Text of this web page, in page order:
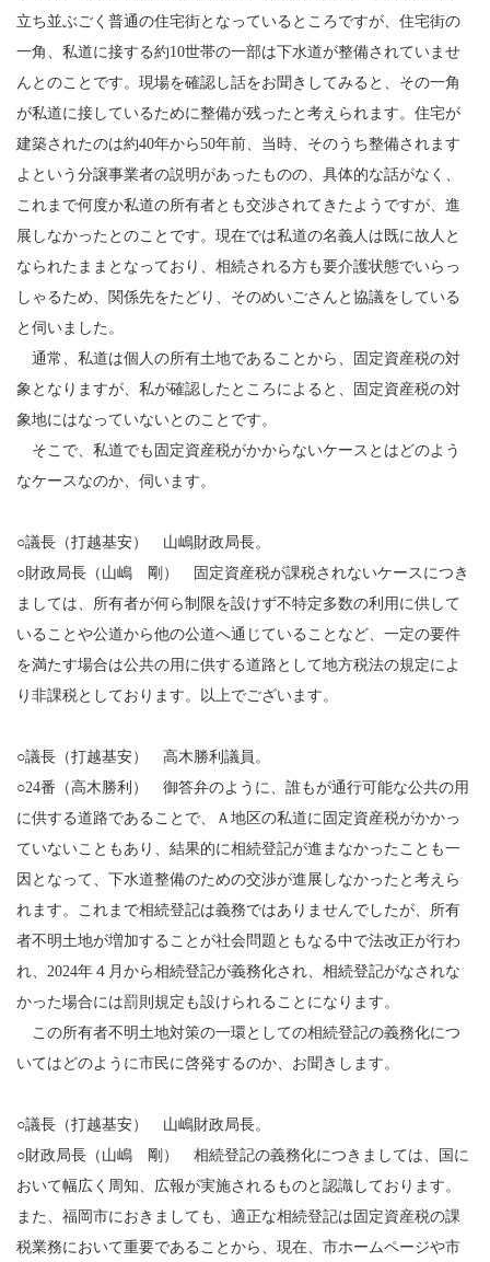
立ち並ぶごく普通の住宅街となっているところですが、住宅街の
一角、私道に接する約10世帯の一部は下水道が整備されていませ
んとのことです。現場を確認し話をお聞きしてみると、その一角
が私道に接しているために整備が残ったと考えられます。住宅が
建築されたのは約40年から50年前、当時、そのうち整備されます
よという分譲事業者の説明があったものの、具体的な話がなく、
これまで何度か私道の所有者とも交渉されてきたようですが、進
展しなかったとのことです。現在では私道の名義人は既に故人と
なられたままとなっており、相続される方も要介護状態でいらっ
しゃるため、関係先をたどり、そのめいごさんと協議をしている
と伺いました。
通常、私道は個人の所有土地であることから、固定資産税の対
象となりますが、私が確認したところによると、固定資産税の対
象地にはなっていないとのことです。
そこで、私道でも固定資産税がかからないケースとはどのよう
なケースなのか、伺います。
○議長（打越基安） 山嶋財政局長。
○財政局長（山嶋 剛） 固定資産税が課税されないケースにつき
ましては、所有者が何ら制限を設けず不特定多数の利用に供して
いることや公道から他の公道へ通じていることなど、一定の要件
を満たす場合は公共の用に供する道路として地方税法の規定によ
り非課税としております。以上でございます。
○議長（打越基安） 高木勝利議員。
○24番（高木勝利） 御答弁のように、誰もが通行可能な公共の用
に供する道路であることで、Ａ地区の私道に固定資産税がかかっ
ていないこともあり、結果的に相続登記が進まなかったことも一
因となって、下水道整備のための交渉が進展しなかったと考えら
れます。これまで相続登記は義務ではありませんでしたが、所有
者不明土地が増加することが社会問題ともなる中で法改正が行わ
れ、2024年４月から相続登記が義務化され、相続登記がなされな
かった場合には罰則規定も設けられることになります。
この所有者不明土地対策の一環としての相続登記の義務化につ
いてはどのように市民に啓発するのか、お聞きします。
○議長（打越基安） 山嶋財政局長。
○財政局長（山嶋 剛） 相続登記の義務化につきましては、国に
おいて幅広く周知、広報が実施されるものと認識しております。
また、福岡市におきましても、適正な相続登記は固定資産税の課
税業務において重要であることから、現在、市ホームページや市